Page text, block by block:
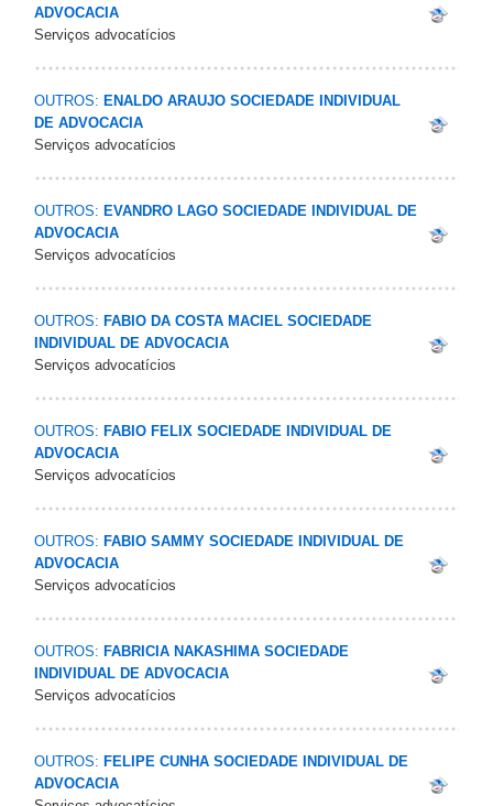
ADVOCACIA
Serviços advocatícios
OUTROS: ENALDO ARAUJO SOCIEDADE INDIVIDUAL
DE ADVOCACIA
Serviços advocatícios
OUTROS: EVANDRO LAGO SOCIEDADE INDIVIDUAL DE
ADVOCACIA
Serviços advocatícios
OUTROS: FABIO DA COSTA MACIEL SOCIEDADE
INDIVIDUAL DE ADVOCACIA
Serviços advocatícios
OUTROS: FABIO FELIX SOCIEDADE INDIVIDUAL DE
ADVOCACIA
Serviços advocatícios
OUTROS: FABIO SAMMY SOCIEDADE INDIVIDUAL DE
ADVOCACIA
Serviços advocatícios
OUTROS: FABRICIA NAKASHIMA SOCIEDADE
INDIVIDUAL DE ADVOCACIA
Serviços advocatícios
OUTROS: FELIPE CUNHA SOCIEDADE INDIVIDUAL DE
ADVOCACIA